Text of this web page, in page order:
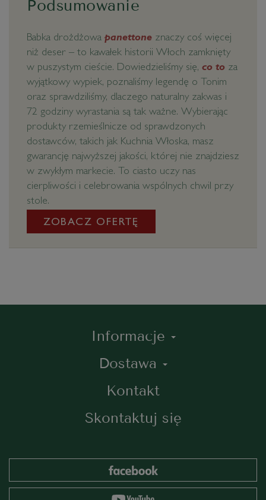
Podsumowanie
Babka drożdżowa panettone znaczy coś więcej
niż deser – to kawałek historii Włoch zamknięty
w puszystym cieście. Dowiedzieliśmy się, co to za
wyjątkowy wypiek, poznaliśmy legendę o Tonim
oraz sprawdziliśmy, dlaczego naturalny zakwas i
72 godziny wyrastania są tak ważne. Wybierając
produkty rzemieślnicze od sprawdzonych
dostawców, takich jak Kuchnia Włoska, masz
gwarancję najwyższej jakości, której nie znajdziesz
w zwykłym markecie. To ciasto uczy nas
cierpliwości i celebrowania wspólnych chwil przy
stole.
ZOBACZ OFERTĘ
Informacje
Dostawa
Kontakt
Skontaktuj się